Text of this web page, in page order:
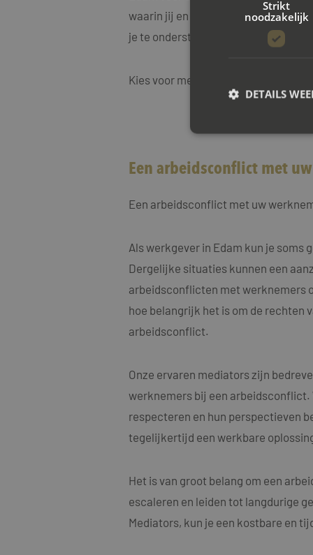
waarin jij en je werkgever weer
je te ondersteunen bij elke stap van
Kies voor mediation bij Mayet
Een arbeidsconflict met
Een arbeidsconflict met uw
Als werkgever in Edam kun je
Dergelijke situaties kunnen een
arbeidsconflicten met werknemers
hoe belangrijk het is om de rechten
arbeidsconflict.
Onze ervaren mediators zijn
werknemers bij een arbeidsconflict.
respecteren en hun perspectieven
tegelijkertijd een werkbare
Het is van groot belang om een
escaleren en leiden tot langdurige
Mediators, kun je een kostbare en
Strikt
noodzakelijk
DETAILS
accountbeheer. De
PHPSESSID
Naam
_clck
_ga_4ZL076M2M8
Naam
fp_user_id